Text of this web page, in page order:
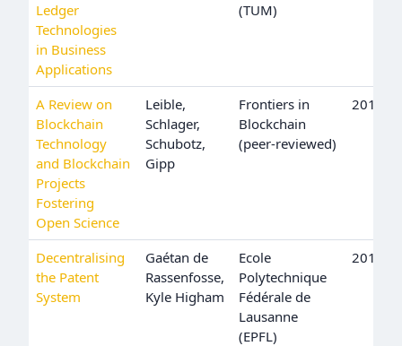
Ledger
Technologies
in Business
Applications
(TUM)
A Review on
Blockchain
Technology
and Blockchain
Projects
Fostering
Open Science
Leible,
Schlager,
Schubotz,
Gipp
Frontiers in
Blockchain
(peer-reviewed)
2019
Decentralising
the Patent
System
Gaétan de
Rassenfosse,
Kyle Higham
Ecole
Polytechnique
Fédérale de
Lausanne
(EPFL)
2019